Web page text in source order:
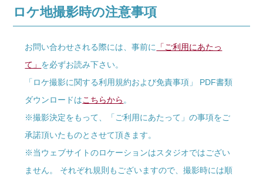
ロケ地撮影時の注意事項
お問い合わせされる際には、事前に 「ご利用にあたっ
て」 を必ずお読み下さい。
「ロケ撮影に関する利用規約および免責事項」 PDF書類
ダウンロードはこちらから。
※撮影決定をもって、「ご利用にあたって」の事項をご
承諾頂いたものとさせて頂きます。
※当ウェブサイトのロケーションはスタジオではござい
ません。 それぞれ規則もございますので、撮影時には順